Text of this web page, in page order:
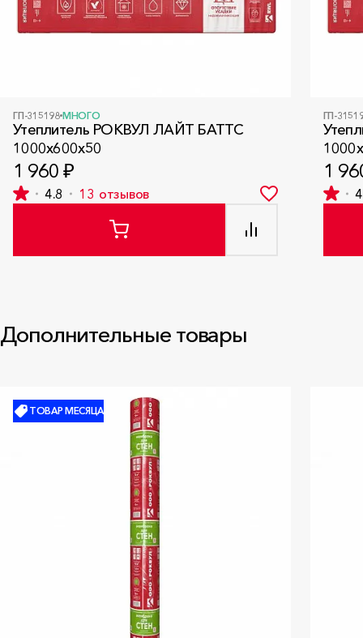
ГП-315198 МНОГО
Утеплитель РОКВУЛ ЛАЙТ БАТТС
1000x600x50
1 960 ₽
4.8 13 отзывов
ГП-
1
Дополнительные товары
ТОВАР МЕСЯЦА